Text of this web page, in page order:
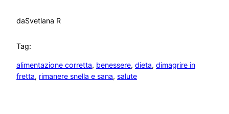
daSvetlana R
Tag:
alimentazione corretta, benessere, dieta, dimagrire in
fretta, rimanere snella e sana, salute